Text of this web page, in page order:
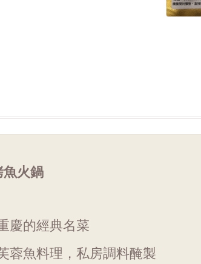
魚火鍋
慶的經典名菜
蓉魚料理，私房調料醃製